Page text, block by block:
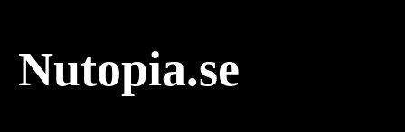
Nutopia.se